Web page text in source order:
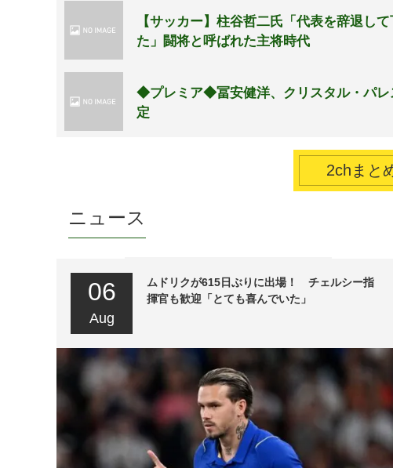
【サッカー】柱谷哲二氏「代表を辞退し
た」闘将と呼ばれた主将時代
◆プレミア◆冨安健洋、クリスタル・パレ
定
2chまと
ニュース
06
Aug
ムドリクが615日ぶりに出場！ チェルシー指
揮官も歓迎「とても喜んでいた」